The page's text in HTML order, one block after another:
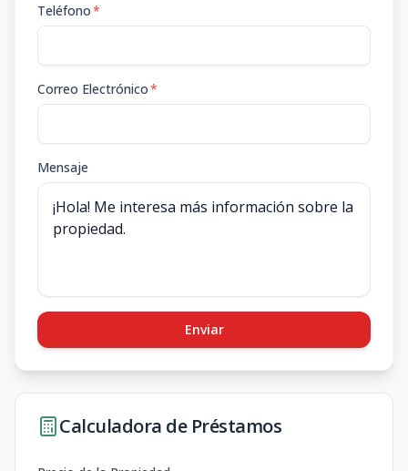
Teléfono*
Correo Electrónico*
Mensaje
Enviar
Calculadora de Préstamos